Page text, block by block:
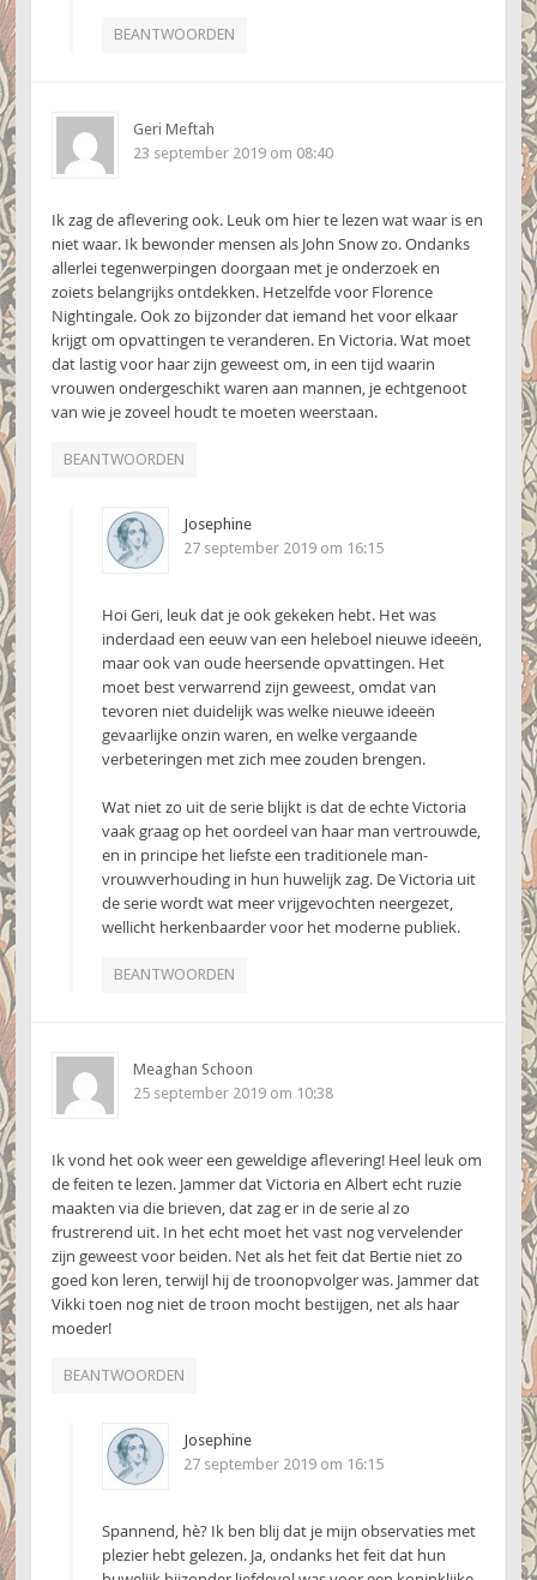
BEANTWOORDEN
Geri Meftah
23 september 2019 om 08:40
Ik zag de aflevering ook. Leuk om hier te lezen wat waar is en
niet waar. Ik bewonder mensen als John Snow zo. Ondanks
allerlei tegenwerpingen doorgaan met je onderzoek en
zoiets belangrijks ontdekken. Hetzelfde voor Florence
Nightingale. Ook zo bijzonder dat iemand het voor elkaar
krijgt om opvattingen te veranderen. En Victoria. Wat moet
dat lastig voor haar zijn geweest om, in een tijd waarin
vrouwen ondergeschikt waren aan mannen, je echtgenoot
van wie je zoveel houdt te moeten weerstaan.
BEANTWOORDEN
Josephine
27 september 2019 om 16:15
Hoi Geri, leuk dat je ook gekeken hebt. Het was
inderdaad een eeuw van een heleboel nieuwe ideeën,
maar ook van oude heersende opvattingen. Het
moet best verwarrend zijn geweest, omdat van
tevoren niet duidelijk was welke nieuwe ideeën
gevaarlijke onzin waren, en welke vergaande
verbeteringen met zich mee zouden brengen.
Wat niet zo uit de serie blijkt is dat de echte Victoria
vaak graag op het oordeel van haar man vertrouwde,
en in principe het liefste een traditionele man-
vrouwverhouding in hun huwelijk zag. De Victoria uit
de serie wordt wat meer vrijgevochten neergezet,
wellicht herkenbaarder voor het moderne publiek.
BEANTWOORDEN
Meaghan Schoon
25 september 2019 om 10:38
Ik vond het ook weer een geweldige aflevering! Heel leuk om
de feiten te lezen. Jammer dat Victoria en Albert echt ruzie
maakten via die brieven, dat zag er in de serie al zo
frustrerend uit. In het echt moet het vast nog vervelender
zijn geweest voor beiden. Net als het feit dat Bertie niet zo
goed kon leren, terwijl hij de troonopvolger was. Jammer dat
Vikki toen nog niet de troon mocht bestijgen, net als haar
moeder!
BEANTWOORDEN
Josephine
27 september 2019 om 16:15
Spannend, hè? Ik ben blij dat je mijn observaties met
plezier hebt gelezen. Ja, ondanks het feit dat hun